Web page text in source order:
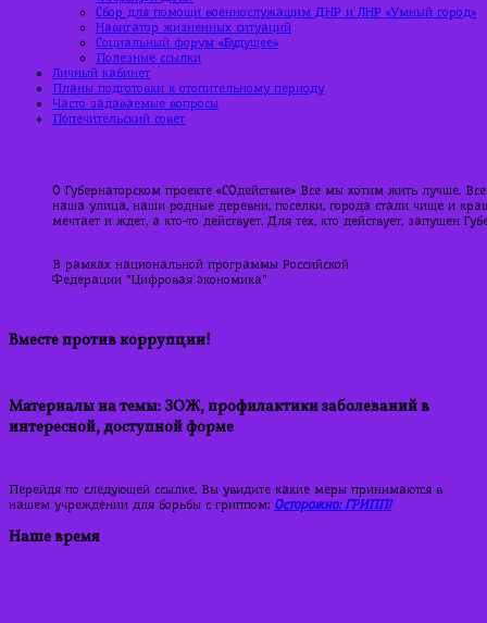
Сбор для помощи военнослужащим ДНР и ЛНР «Умный город»
Навигатор жизненных ситуаций
Социальный форум «Будущее»
Полезные ссылки
Личный кабинет
Планы подготовки к отопительному периоду
Часто задаваемые вопросы
Попечительский совет
О Губернаторском проекте «СОдействие» Все мы хотим жить лучше.
наша улица, наши родные деревни, поселки, города стали чище и
мечтает и ждет, а кто-то действует. Для тех, кто действует, запущен
В рамках национальной программы Российской
Федерации "Цифровая экономика"
Вместе против коррупции!
Материалы на темы: ЗОЖ, профилактики заболеваний в
интересной, доступной форме
Перейдя по следующей ссылке, Вы увидите какие меры принимаются в
нашем учреждении для борьбы с гриппом: Осторожно: ГРИПП!
Наше время